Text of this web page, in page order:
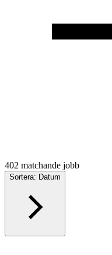
402 matchande jobb
Sortera: Datum